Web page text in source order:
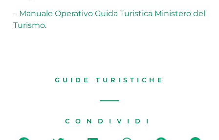
– Manuale Operativo Guida Turistica Ministero del
Turismo.
GUIDE TURISTICHE
CONDIVIDI